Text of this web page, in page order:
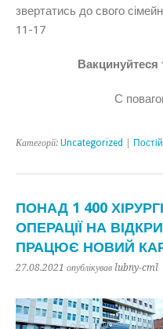
звертатись до свого
11-17
Вакцинуйтеся
С
Категорії: Uncategorized
ПОНАД 1 400
ОПЕРАЦІЇ НА
ПРАЦЮЄ НОВИЙ
27.08.2021 опублікував lubny-cml |